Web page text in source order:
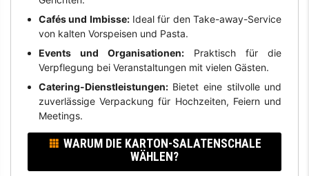
Cafés und Imbisse:Ideal für den Take-away-Service
von kalten Vorspeisen und Pasta.
Events und Organisationen: Praktisch für die
Verpflegung bei Veranstaltungen mit vielen Gästen.
Catering-Dienstleistungen:Bietet eine stilvolle und
zuverlässige Verpackung für Hochzeiten, Feiern und
Meetings.
WARUM DIE KARTON-SALATENSCHALE
WÄHLEN?